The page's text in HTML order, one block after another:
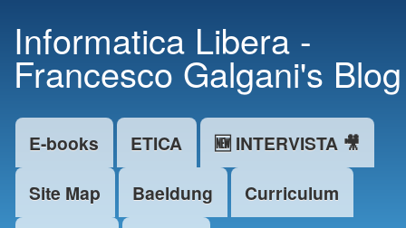
main
content
Informatica Libera -
Francesco Galgani's Blog
Main menu
E-books ETICA
🆕 INTERVISTA 🎥
Site Map
Baeldung
Curriculum